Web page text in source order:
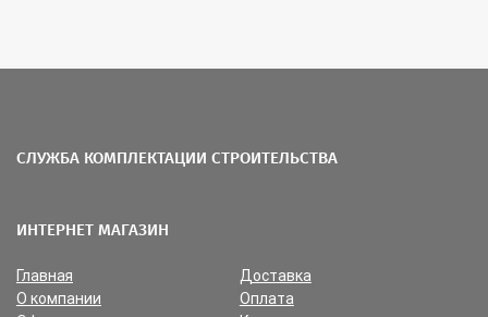
СЛУЖБА КОМПЛЕКТАЦИИ СТРОИТЕЛЬСТВА
ИНТЕРНЕТ МАГАЗИН
Главная
Доставка
О компании
Оплата